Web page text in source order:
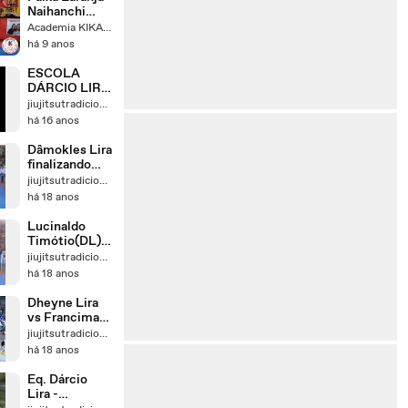
TÉCNICAS
Naihanchi
Sandan -
Shorin Ryu -
Kika Dojo -
Mongaguá
Karate
Academia KIKA DOJO
há 9 anos
ESCOLA
DÁRCIO LIRA
DE JIU JITSU
TRADICIONA
jiujitsutradicional2
há 16 anos
Dâmokles Lira
finalizando
rápido de
triângulo (1m
jiujitsutradicional2
há 18 anos
Lucinaldo
Timótio(DL) x
Ednaldo
"Alemão-
jiujitsutradicional2
há 18 anos
Dheyne Lira
vs Francimar
"Bodão" -
GLADIATORS
jiujitsutradicional2
há 18 anos
Eq. Dárcio
Lira -